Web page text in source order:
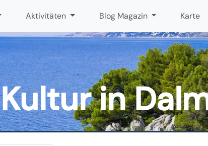
Aktivitäten Blog Magazin Karte
Kultur in